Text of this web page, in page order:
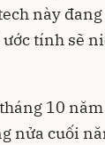
này
ước tính sẽ
10
nửa cuối